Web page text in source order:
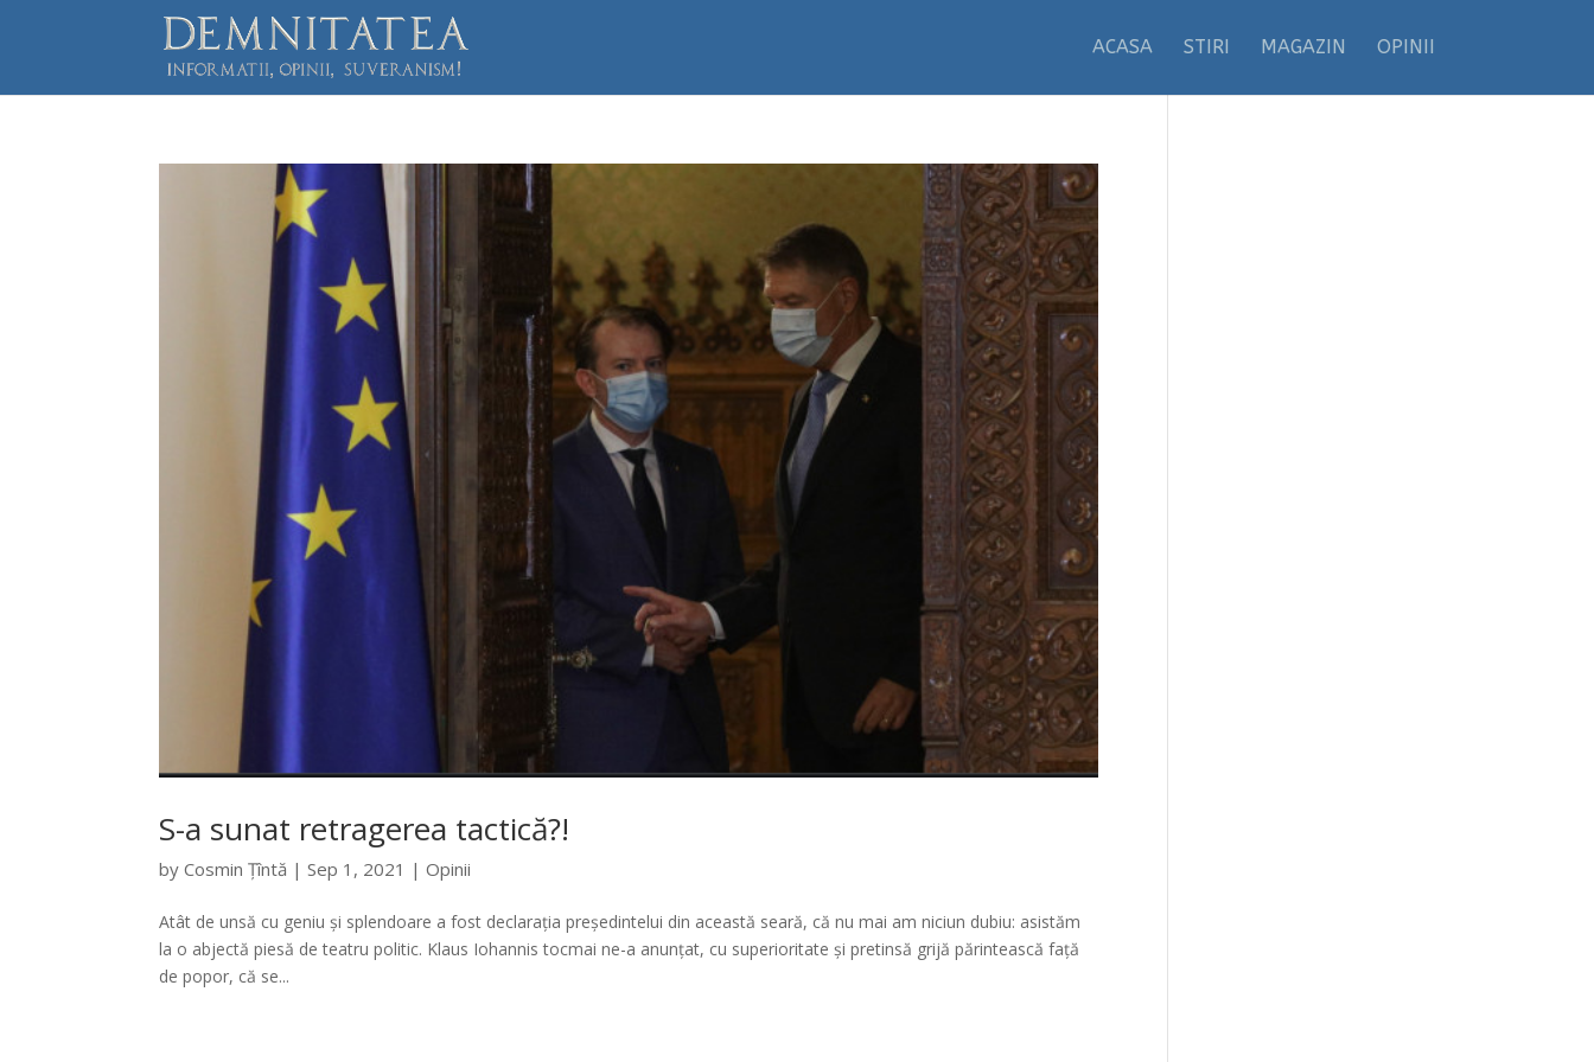
ACASA STIRI MAGAZIN OPINII
S-a sunat retragerea tactică?!
byCosmin Țîntă |Sep 1, 2021 |Opinii
Atât de unsă cu geniu și splendoare a fost declarația președintelui din această seară, că nu mai am niciun dubiu: asistăm
la o abjectă piesă de teatru politic. Klaus Iohannis tocmai ne-a anunțat, cu superioritate și pretinsă grijă părintească față
de popor, că se...